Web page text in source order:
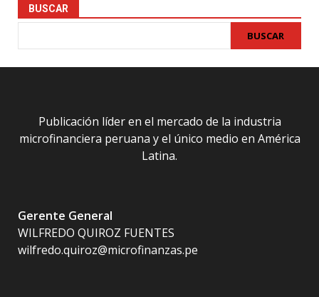
BUSCAR
BUSCAR
Publicación líder en el mercado de la industria
microfinanciera peruana y el único medio en América
Latina.
Gerente General
WILFREDO QUIROZ FUENTES
wilfredo.quiroz@microfinanzas.pe